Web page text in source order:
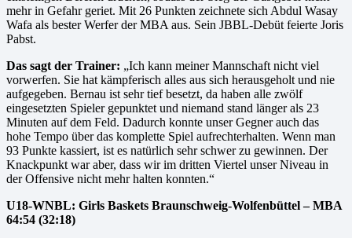
mehr in Gefahr geriet. Mit 26 Punkten zeichnete sich Abdul Wasay
Wafa als bester Werfer der MBA aus. Sein JBBL-Debüt feierte Joris
Pabst.
Das sagt der Trainer: „Ich kann meiner Mannschaft nicht viel
vorwerfen. Sie hat kämpferisch alles aus sich herausgeholt und nie
aufgegeben. Bernau ist sehr tief besetzt, da haben alle zwölf
eingesetzten Spieler gepunktet und niemand stand länger als 23
Minuten auf dem Feld. Dadurch konnte unser Gegner auch das
hohe Tempo über das komplette Spiel aufrechterhalten. Wenn man
93 Punkte kassiert, ist es natürlich sehr schwer zu gewinnen. Der
Knackpunkt war aber, dass wir im dritten Viertel unser Niveau in
der Offensive nicht mehr halten konnten.“
U18-WNBL: Girls Baskets Braunschweig-Wolfenbüttel – MBA
64:54 (32:18)